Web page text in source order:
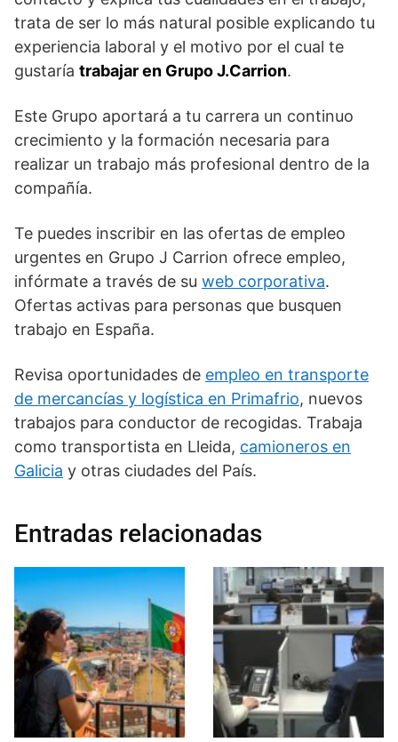
trata de ser lo más natural posible explicando tu
experiencia laboral y el motivo por el cual te
gustaría trabajar en Grupo J.Carrion.
Este Grupo aportará a tu carrera un continuo
crecimiento y la formación necesaria para
realizar un trabajo más profesional dentro de la
compañía.
Te puedes inscribir en las ofertas de empleo
urgentes en Grupo J Carrion ofrece empleo,
infórmate a través de su web corporativa.
Ofertas activas para personas que busquen
trabajo en España.
Revisa oportunidades de empleo en transporte
de mercancías y logística en Primafrio, nuevos
trabajos para conductor de recogidas. Trabaja
como transportista en Lleida, camioneros en
Galicia y otras ciudades del País.
Entradas relacionadas